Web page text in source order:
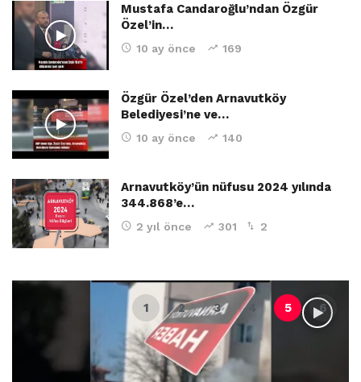
Mustafa Candaroğlu’ndan Özgür
Özel’in…
10 ay önce 169
Özgür Özel’den Arnavutköy
Belediyesi’ne ve…
10 ay önce 140
Arnavutköy’ün nüfusu 2024 yılında
344.868’e…
2 yıl önce 301 2